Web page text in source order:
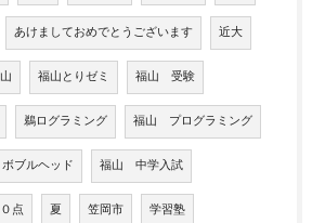
あけましておめでとうございます 近大
福山とりゼミ 福山 受験
鵜ログラミング 福山 プログラミング
ボブルヘッド 福山 中学入試
点 夏 笠岡市 学習塾